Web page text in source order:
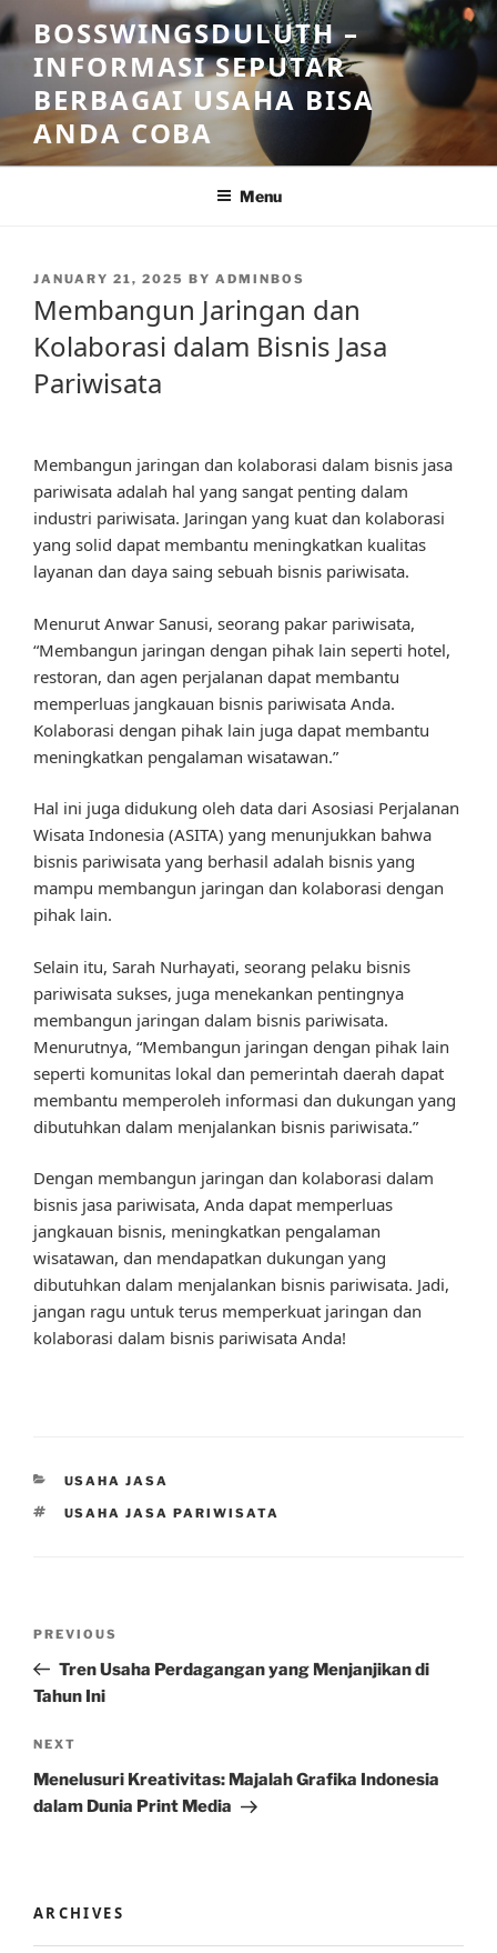
Skip
to
content
BOSSWINGSDULUTH –
INFORMASI SEPUTAR
BERBAGAI USAHA BISA
ANDA COBA
Menu
POSTED
JANUARY 21, 2025 BY ADMINBOS
Membangun Jaringan dan
Kolaborasi dalam Bisnis Jasa
Pariwisata
Membangun jaringan dan kolaborasi dalam bisnis jasa
pariwisata adalah hal yang sangat penting dalam
industri pariwisata. Jaringan yang kuat dan kolaborasi
yang solid dapat membantu meningkatkan kualitas
layanan dan daya saing sebuah bisnis pariwisata.
Menurut Anwar Sanusi, seorang pakar pariwisata,
“Membangun jaringan dengan pihak lain seperti hotel,
restoran, dan agen perjalanan dapat membantu
memperluas jangkauan bisnis pariwisata Anda.
Kolaborasi dengan pihak lain juga dapat membantu
meningkatkan pengalaman wisatawan.”
Hal ini juga didukung oleh data dari Asosiasi Perjalanan
Wisata Indonesia (ASITA) yang menunjukkan bahwa
bisnis pariwisata yang berhasil adalah bisnis yang
mampu membangun jaringan dan kolaborasi dengan
pihak lain.
Selain itu, Sarah Nurhayati, seorang pelaku bisnis
pariwisata sukses, juga menekankan pentingnya
membangun jaringan dalam bisnis pariwisata.
Menurutnya, “Membangun jaringan dengan pihak lain
seperti komunitas lokal dan pemerintah daerah dapat
membantu memperoleh informasi dan dukungan yang
dibutuhkan dalam menjalankan bisnis pariwisata.”
Dengan membangun jaringan dan kolaborasi dalam
bisnis jasa pariwisata, Anda dapat memperluas
jangkauan bisnis, meningkatkan pengalaman
wisatawan, dan mendapatkan dukungan yang
dibutuhkan dalam menjalankan bisnis pariwisata. Jadi,
jangan ragu untuk terus memperkuat jaringan dan
kolaborasi dalam bisnis pariwisata Anda!
CATEGORIES
USAHA JASA
TAGS
USAHA JASA PARIWISATA
Previous
Post
PREVIOUS
Tren Usaha Perdagangan yang Menjanjikan di
Tahun Ini
Next
Post
NEXT
Menelusuri Kreativitas: Majalah Grafika Indonesia
dalam Dunia Print Media
ARCHIVES